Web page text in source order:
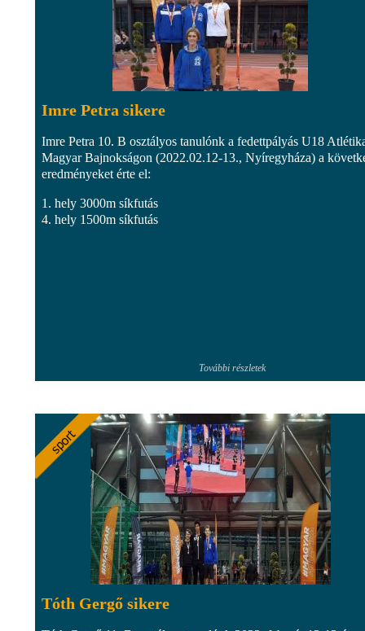
Imre Petra sikere
Imre Petra 10. B osztályos tanulónk a fedettpályás U18
Magyar Bajnokságon (2022.02.12-13., Nyíregyháza) a
eredményeket érte el:
1. hely 3000m síkfutás
4. hely 1500m síkfutás
További részletek
Tóth Gergő sikere